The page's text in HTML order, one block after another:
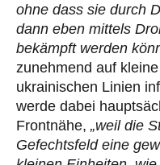
ohne dass sie durch
dann eben mittels
bekämpft werden
zunehmend auf
ukrainischen Linien
werde dabei
Frontnähe, „weil die
Gefechtsfeld eine